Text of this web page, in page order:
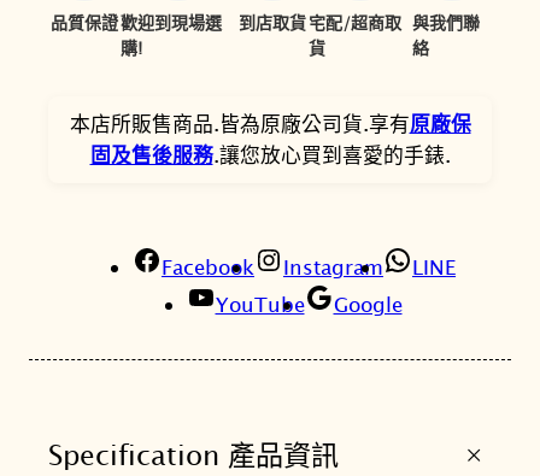
0
4
4
。
o
r
e
m
m
G
n
o
品質保證歡迎到現場選
購!
到店取貨宅配/超商取
貨
與我們聯
絡
本店所販售商品.皆為原廠公司貨.享有原廠保
固及售後服務.讓您放心買到喜愛的手錶.
Facebook Instagram
LINE
YouTube
Google
Specification 產品資訊 +